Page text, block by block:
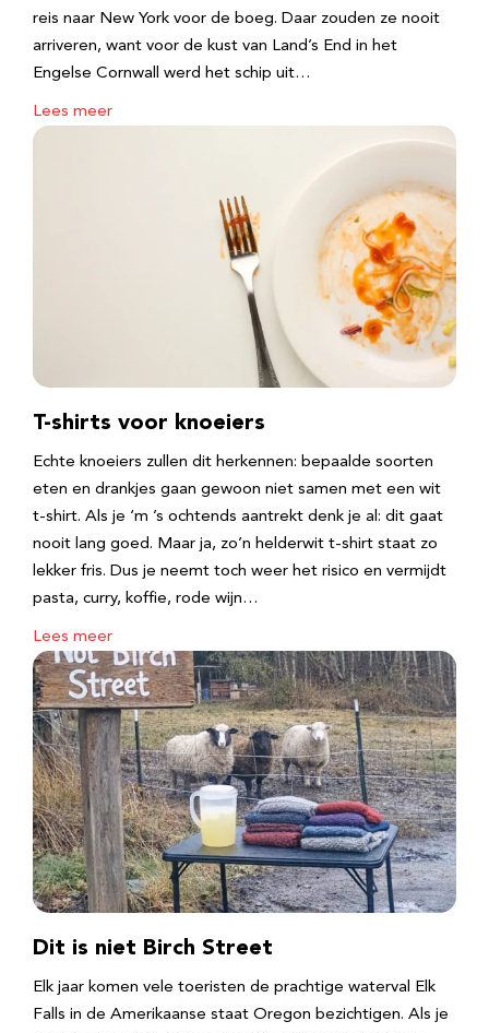
reis naar New York voor de boeg. Daar zouden ze nooit
arriveren, want voor de kust van Land’s End in het
Engelse Cornwall werd het schip uit…
Lees meer
T-shirts voor knoeiers
Echte knoeiers zullen dit herkennen: bepaalde soorten
eten en drankjes gaan gewoon niet samen met een wit
t-shirt. Als je ‘m ’s ochtends aantrekt denk je al: dit gaat
nooit lang goed. Maar ja, zo’n helderwit t-shirt staat zo
lekker fris. Dus je neemt toch weer het risico en vermijdt
pasta, curry, koffie, rode wijn…
Lees meer
Dit is niet Birch Street
Elk jaar komen vele toeristen de prachtige waterval Elk
Falls in de Amerikaanse staat Oregon bezichtigen. Als je